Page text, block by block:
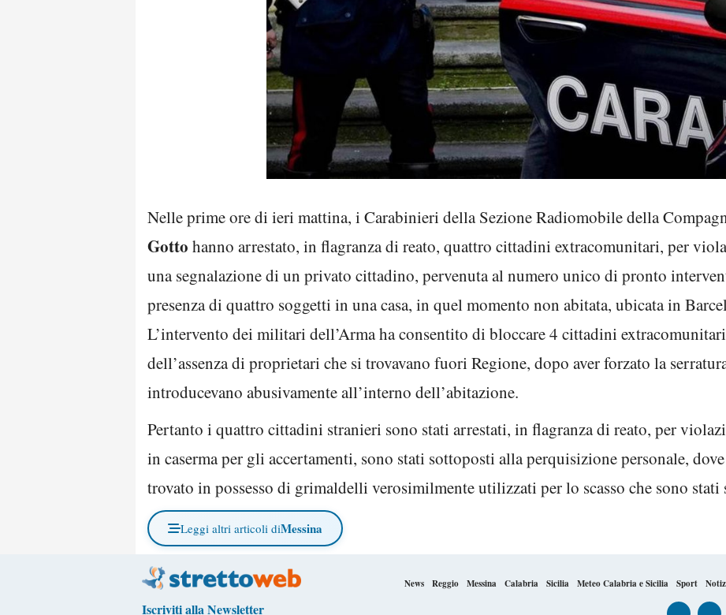
Nelle prime ore di ieri mattina, i Carabinieri della Sezione Radiomobile della
Gotto hanno arrestato, in flagranza di reato, quattro cittadini extracomunitari, per
una segnalazione di un privato cittadino, pervenuta al numero unico di pronto
presenza di quattro soggetti in una casa, in quel momento non abitata, ubicata in
L’intervento dei militari dell’Arma ha consentito di bloccare 4 cittadini
dell’assenza di proprietari che si trovavano fuori Regione, dopo aver forzato la
introducevano abusivamente all’interno dell’abitazione.
Pertanto i quattro cittadini stranieri sono stati arrestati, in flagranza di reato, per
in caserma per gli accertamenti, sono stati sottoposti alla perquisizione personale,
trovato in possesso di grimaldelli verosimilmente utilizzati per lo scasso che sono
Leggi altri articoli diMessina
News Reggio Messina Calabria Sicilia Meteo Calabria e Sicilia Sport
Iscriviti alla Newsletter